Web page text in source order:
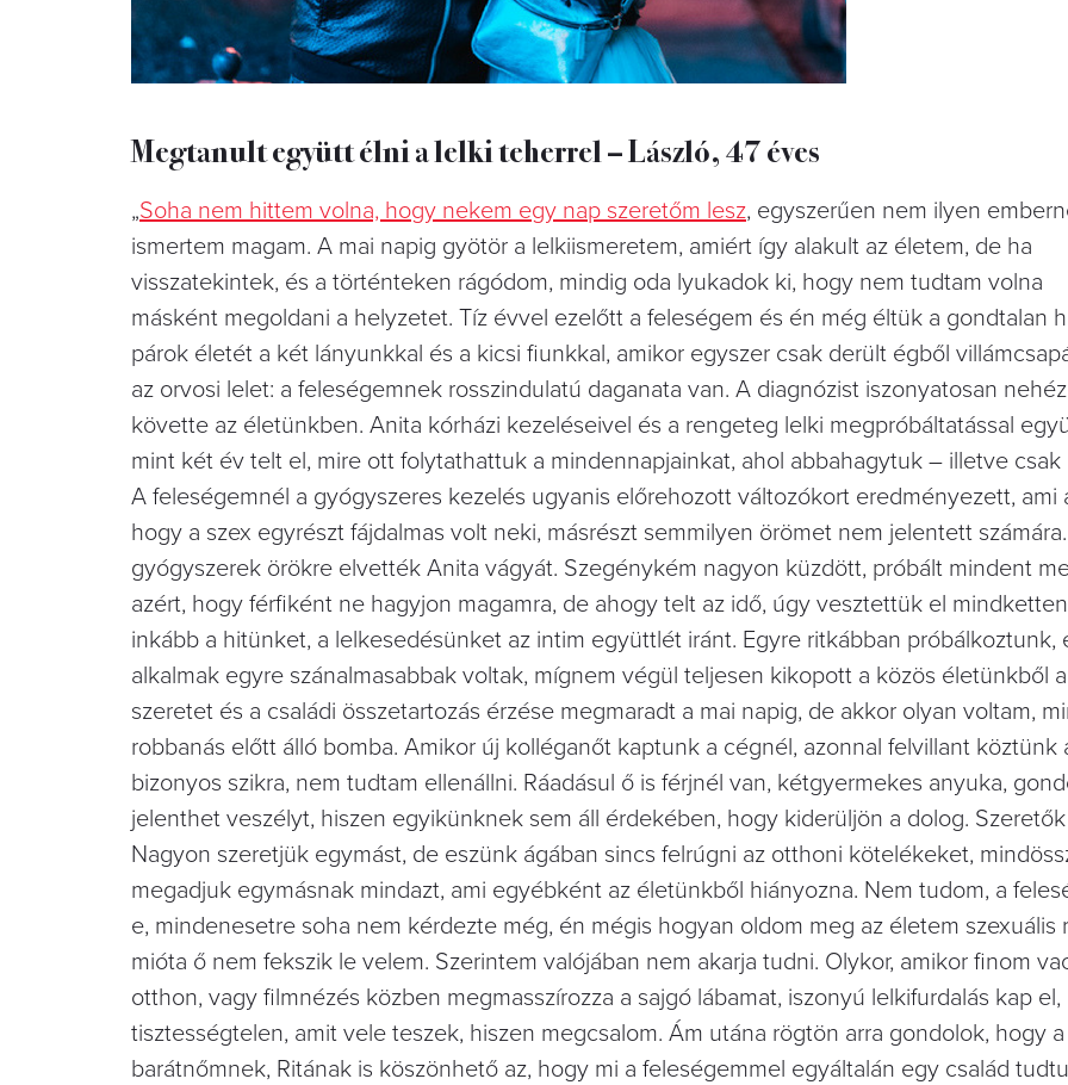
Megtanult együtt élni a lelki teherrel – László, 47 éves
„Soha nem hittem volna, hogy nekem egy nap szeretőm lesz, egyszerűen nem ilyen
ismertem magam. A mai napig gyötör a lelkiismeretem, amiért így alakult az életem, de ha
visszatekintek, és a történteken rágódom, mindig oda lyukadok ki, hogy nem tudtam volna
másként megoldani a helyzetet. Tíz évvel ezelőtt a feleségem és én még éltük a gondtalan
párok életét a két lányunkkal és a kicsi fiunkkal, amikor egyszer csak derült égből
az orvosi lelet: a feleségemnek rosszindulatú daganata van. A diagnózist iszonyatosan
követte az életünkben. Anita kórházi kezeléseivel és a rengeteg lelki megpróbáltatással
mint két év telt el, mire ott folytathattuk a mindennapjainkat, ahol abbahagytuk – illetve csak
A feleségemnél a gyógyszeres kezelés ugyanis előrehozott változókort eredményezett, ami
hogy a szex egyrészt fájdalmas volt neki, másrészt semmilyen örömet nem jelentett
gyógyszerek örökre elvették Anita vágyát. Szegénykém nagyon küzdött, próbált mindent
azért, hogy férfiként ne hagyjon magamra, de ahogy telt az idő, úgy vesztettük el
inkább a hitünket, a lelkesedésünket az intim együttlét iránt. Egyre ritkábban próbálkoztunk,
alkalmak egyre szánalmasabbak voltak, mígnem végül teljesen kikopott a közös életünkből
szeretet és a családi összetartozás érzése megmaradt a mai napig, de akkor olyan voltam,
robbanás előtt álló bomba. Amikor új kolléganőt kaptunk a cégnél, azonnal felvillant köztünk
bizonyos szikra, nem tudtam ellenállni. Ráadásul ő is férjnél van, kétgyermekes anyuka,
jelenthet veszélyt, hiszen egyikünknek sem áll érdekében, hogy kiderüljön a dolog.
Nagyon szeretjük egymást, de eszünk ágában sincs felrúgni az otthoni kötelékeket,
megadjuk egymásnak mindazt, ami egyébként az életünkből hiányozna. Nem tudom, a
e, mindenesetre soha nem kérdezte még, én mégis hogyan oldom meg az életem szexuális
mióta ő nem fekszik le velem. Szerintem valójában nem akarja tudni. Olykor, amikor finom
otthon, vagy filmnézés közben megmasszírozza a sajgó lábamat, iszonyú lelkifurdalás kap
tisztességtelen, amit vele teszek, hiszen megcsalom. Ám utána rögtön arra gondolok, hogy a
barátnőmnek, Ritának is köszönhető az, hogy mi a feleségemmel egyáltalán egy család